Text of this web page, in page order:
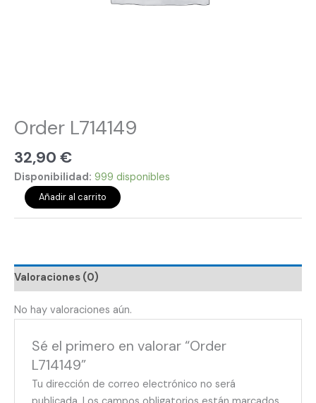
Order L714149
32,90 €
Disponibilidad: 999 disponibles
Añadir al carrito
Valoraciones (0)
No hay valoraciones aún.
Sé el primero en valorar “Order
L714149”
Tu dirección de correo electrónico no será